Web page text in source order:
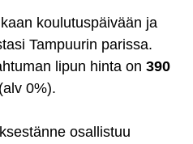
koulutuspäivään ja
Tampuurin parissa.
lipun hinta on 390
(alv 0%).
osallistuu